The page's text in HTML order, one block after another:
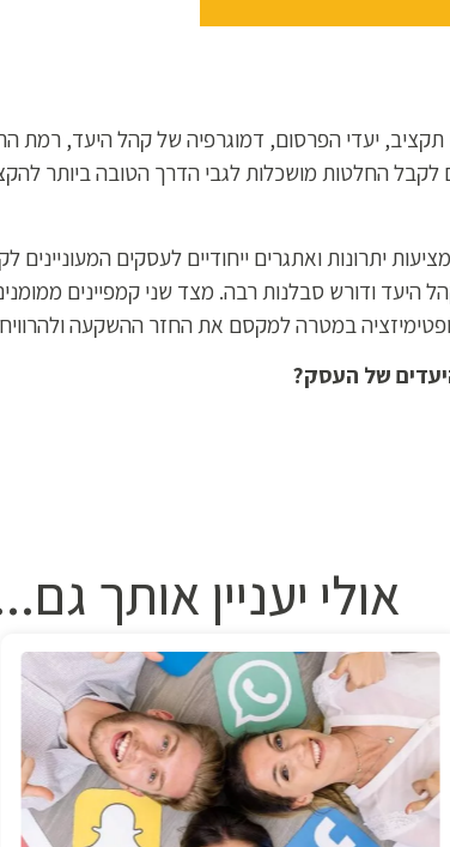
תקציב, יעדי הפרסום, דמוגרפיה של קהל היעד, רמת
לקבל החלטות מושכלות לגבי הדרך הטובה ביותר
יתרונות ואתגרים ייחודיים לעסקים
ודורש סבלנות רבה. מצד שני קמפיינים
במטרה למקסם את החזר ההשקעה
של העסק?
אולי יעניין אותך